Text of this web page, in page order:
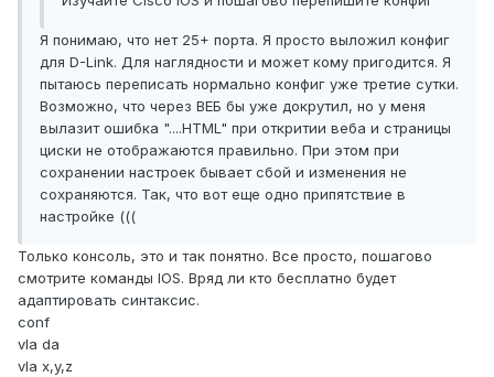
Я понимаю, что нет 25+ порта. Я просто выложил конфиг
для D-Link. Для наглядности и может кому пригодится. Я
пытаюсь переписать нормально конфиг уже третие сутки.
Возможно, что через ВЕБ бы уже докрутил, но у меня
вылазит ошибка "....HTML" при откритии веба и страницы
циски не отображаются правильно. При этом при
сохранении настроек бывает сбой и изменения не
сохраняются. Так, что вот еще одно припятствие в
настройке (((
Только консоль, это и так понятно. Все просто, пошагово
смотрите команды IOS. Вряд ли кто бесплатно будет
адаптировать синтаксис.
conf
vla da
vla x,y,z